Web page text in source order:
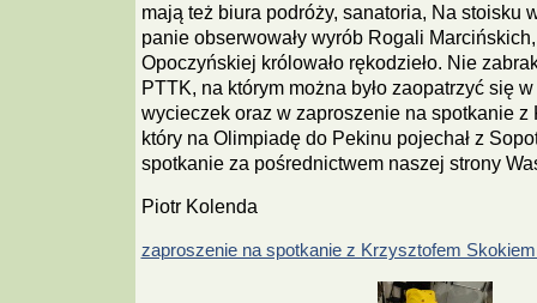
mają też biura podróży, sanatoria, Na stoisku
panie obserwowały wyrób Rogali
Opoczyńskiej królowało rękodzieło. Nie
PTTK, na którym można było zaopatrzyć się
wycieczek oraz w zaproszenie na spotkanie z
który na Olimpiadę do Pekinu pojechał z
spotkanie za pośrednictwem naszej strony
Piotr Kolenda
zaproszenie na spotkanie z Krzysztofem